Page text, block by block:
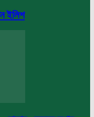
ইলিশ